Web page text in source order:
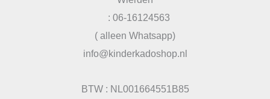
: 06-16124563
( alleen Whatsapp)
info@kinderkadoshop.nl
BTW : NL001664551B85